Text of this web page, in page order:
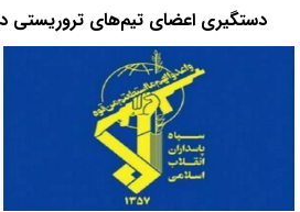
دستگیری اعضای تیم‌های تروریستی